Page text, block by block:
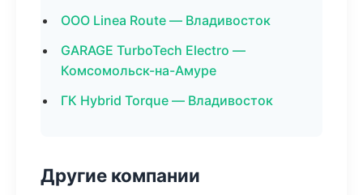
ООО Linea Route — Владивосток
GARAGE TurboTech Electro —
Комсомольск-на-Амуре
ГК Hybrid Torque — Владивосток
Другие компании